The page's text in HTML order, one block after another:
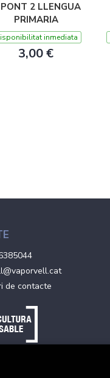
2 LLENGUA
PRIMARIA
inmediata
3,00 €
de contacte